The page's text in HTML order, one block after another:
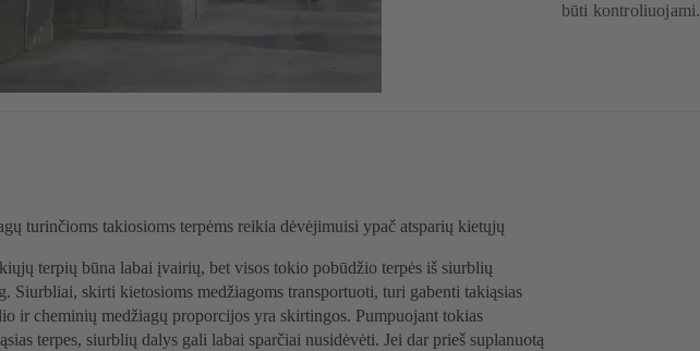
būti kontroliuojami.
turinčioms takiosioms terpėms reikia dėvėjimuisi ypač atsparių kietųjų
terpių būna labai įvairių, bet visos tokio pobūdžio terpės iš siurblių
Siurbliai, skirti kietosioms medžiagoms transportuoti, turi gabenti takiąsias
ir cheminių medžiagų proporcijos yra skirtingos. Pumpuojant tokias
terpes, siurblių dalys gali labai sparčiai nusidėvėti. Jei dar prieš suplanuotą